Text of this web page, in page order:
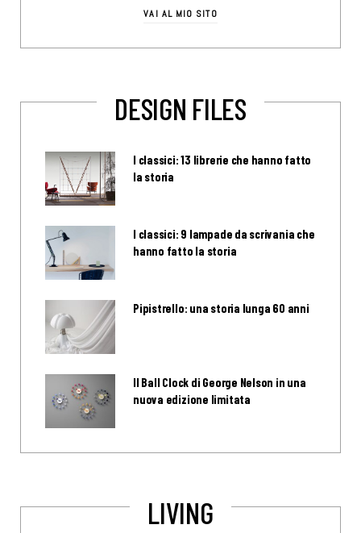
VAI AL MIO SITO
DESIGN FILES
I classici: 13 librerie che hanno fatto
la storia
I classici: 9 lampade da scrivania che
hanno fatto la storia
Pipistrello: una storia lunga 60 anni
Il Ball Clock di George Nelson in una
nuova edizione limitata
LIVING